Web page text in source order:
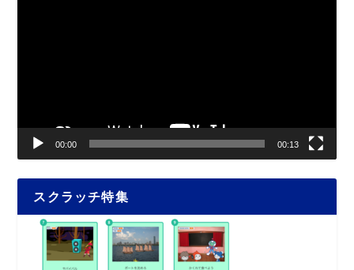
00:00 00:13
スクラッチ特集